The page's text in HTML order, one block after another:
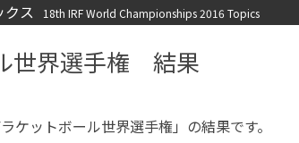
クス 18th IRF World Championships 2016 Topics
世界選手権 結果
ラケットボール世界選手権」の結果です。